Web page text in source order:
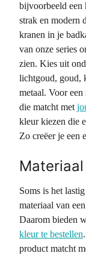
bijvoorbeeld een
strak en modern
kranen in je
van onze series
zien. Kies uit
lichtgoud, goud,
metaal. Voor
die matcht met
kleur kiezen die
Zo creëer je een
Soms is het
materiaal van
Daarom bieden
kleur te bestellen
product matcht